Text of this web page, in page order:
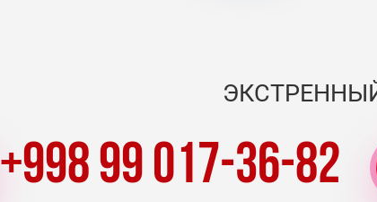
+998 99 017-36-82